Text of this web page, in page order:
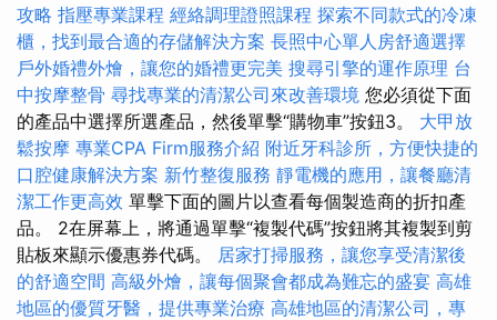
攻略 指壓專業課程 經絡調理證照課程 探索不同款式的冷凍
櫃，找到最合適的存儲解決方案 長照中心單人房舒適選擇
戶外婚禮外燴，讓您的婚禮更完美 搜尋引擎的運作原理 台
中按摩整骨 尋找專業的清潔公司來改善環境 您必須從下面
的產品中選擇所選產品，然後單擊“購物車”按鈕3。 大甲放
鬆按摩 專業CPA Firm服務介紹 附近牙科診所，方便快捷的
口腔健康解決方案 新竹整復服務 靜電機的應用，讓餐廳清
潔工作更高效 單擊下面的圖片以查看每個製造商的折扣產
品。 2在屏幕上，將通過單擊“複製代碼”按鈕將其複製到剪
貼板來顯示優惠券代碼。 居家打掃服務，讓您享受清潔後
的舒適空間 高級外燴，讓每個聚會都成為難忘的盛宴 高雄
地區的優質牙醫，提供專業治療 高雄地區的清潔公司，專